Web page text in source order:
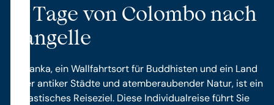
12 Tage von Colombo nach
Tangelle
Sri Lanka, ein Wallfahrtsort für Buddhisten und ein Land
voller antiker Städte und atemberaubender Natur, ist ein
fantastisches Reiseziel. Diese Individualreise führt Sie